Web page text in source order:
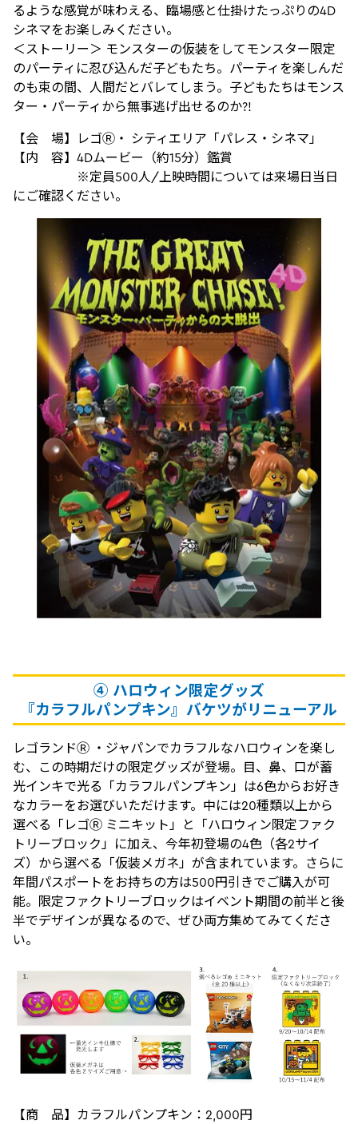
るような感覚が味わえる、臨場感と仕掛けたっぷりの4D
シネマをお楽しみください。
＜ストーリー＞ モンスターの仮装をしてモンスター限定
のパーティに忍び込んだ子どもたち。パーティを楽しんだ
のも束の間、人間だとバレてしまう。子どもたちはモンス
ター・パーティから無事逃げ出せるのか?!
【会 場】レゴⓇ・ シティエリア「パレス・シネマ」
【内 容】4Dムービー（約15分）鑑賞
※定員500人/上映時間については来場日当日
にご確認ください。
④ ハロウィン限定グッズ
『カラフルパンプキン』バケツがリニューアル
レゴランドⓇ ・ジャパンでカラフルなハロウィンを楽し
む、この時期だけの限定グッズが登場。目、鼻、口が蓄
光インキで光る「カラフルパンプキン」は6色からお好き
なカラーをお選びいただけます。中には20種類以上から
選べる「レゴⓇ ミニキット」と「ハロウィン限定ファク
トリーブロック」に加え、今年初登場の4色（各2サイ
ズ）から選べる「仮装メガネ」が含まれています。さらに
年間パスポートをお持ちの方は500円引きでご購入が可
能。限定ファクトリーブロックはイベント期間の前半と後
半でデザインが異なるので、ぜひ両方集めてみてくださ
い。
【商 品】カラフルパンプキン：2,000円